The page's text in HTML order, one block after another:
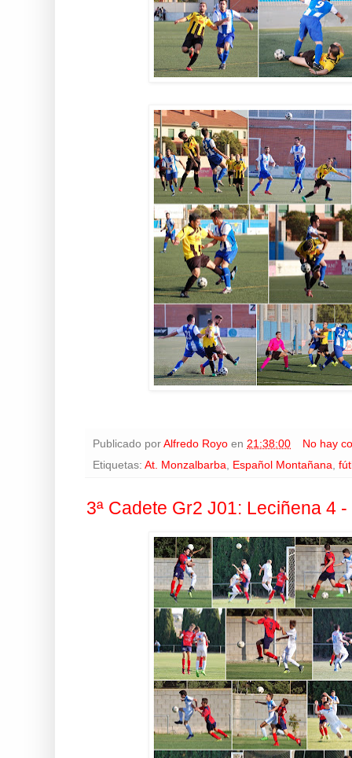
Publicado por Alfredo Royo en 21:38:00
No hay
Etiquetas: At. Monzalbarba Español Montañana
3ª Cadete Gr2 J01: Leciñena 4